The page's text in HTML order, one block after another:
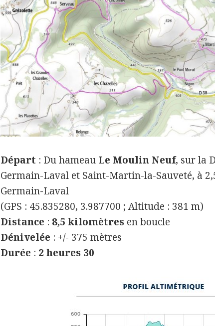
Départ : Du hameau Le Moulin Neuf, sur la
Germain-Laval et Saint-Martin-la-Sauveté, à
Germain-Laval
(GPS : 45.835280, 3.987700 ; Altitude : 381 m)
Distance : 8,5 kilomètres en boucle
Dénivelée : +/- 375 mètres
Durée : 2 heures 30